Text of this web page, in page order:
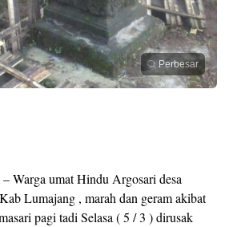
Perbesar
Warga umat Hindu Argosari desa
Lumajang , marah dan geram akibat
pagi tadi Selasa ( 5 / 3 ) dirusak